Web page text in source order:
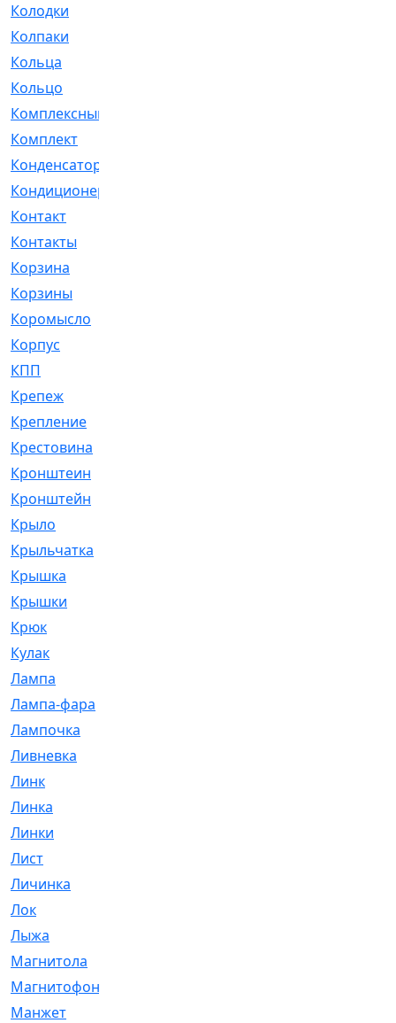
Колодки
Колпаки
Кольца
Кольцо
Комплексный
Комплект
Конденсатор
Кондиционер
Контакт
Контакты
Корзина
Корзины
Коромысло
Корпус
КПП
Крепеж
Крепление
Крестовина
Кронштеин
Кронштейн
Крыло
Крыльчатка
Крышка
Крышки
Крюк
Кулак
Лампа
Лампа-фара
Лампочка
Ливневка
Линк
Линка
Линки
Лист
Личинка
Лок
Лыжа
Магнитола
Магнитофон
Манжет